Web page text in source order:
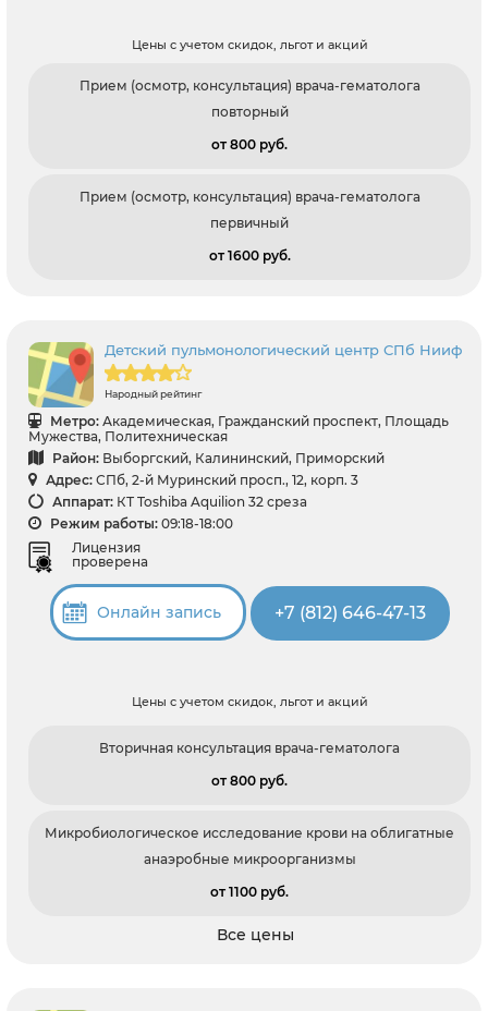
Цены с учетом скидок, льгот и акций
Прием (осмотр, консультация) врача-гематолога
повторный
от 800 pуб.
Прием (осмотр, консультация) врача-гематолога
первичный
от 1600 pуб.
Детский пульмонологический центр СПб Нииф
Народный рейтинг
Метро: Академическая, Гражданский проспект, Площадь
Мужества, Политехническая
Район: Выборгский, Калининский, Приморский
Адрес: СПб, 2-й Муринский просп., 12, корп. 3
Аппарат: КТ Toshiba Aquilion 32 среза
Режим работы: 09:18-18:00
Лицензия
проверена
Онлайн запись +7 (812) 646-47-13
Цены с учетом скидок, льгот и акций
Вторичная консультация врача-гематолога
от 800 pуб.
Микробиологическое исследование крови на облигатные
анаэробные микроорганизмы
от 1100 pуб.
Все цены